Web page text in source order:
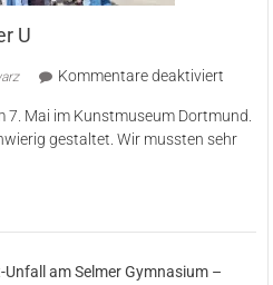
U
Kommentare deaktiviert
zum
7. Mai im Kunstmuseum Dortmund.
gestaltet. Wir mussten sehr
am Selmer Gymnasium –